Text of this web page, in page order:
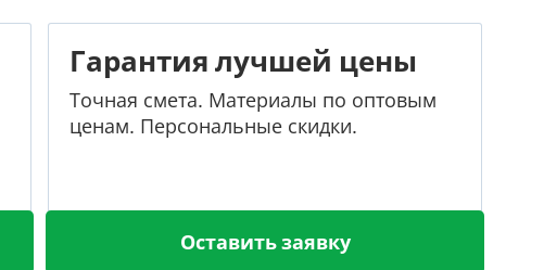
Гарантия лучшей цены
Точная смета. Материалы по оптовым
ценам. Персональные скидки.
Оставить заявку